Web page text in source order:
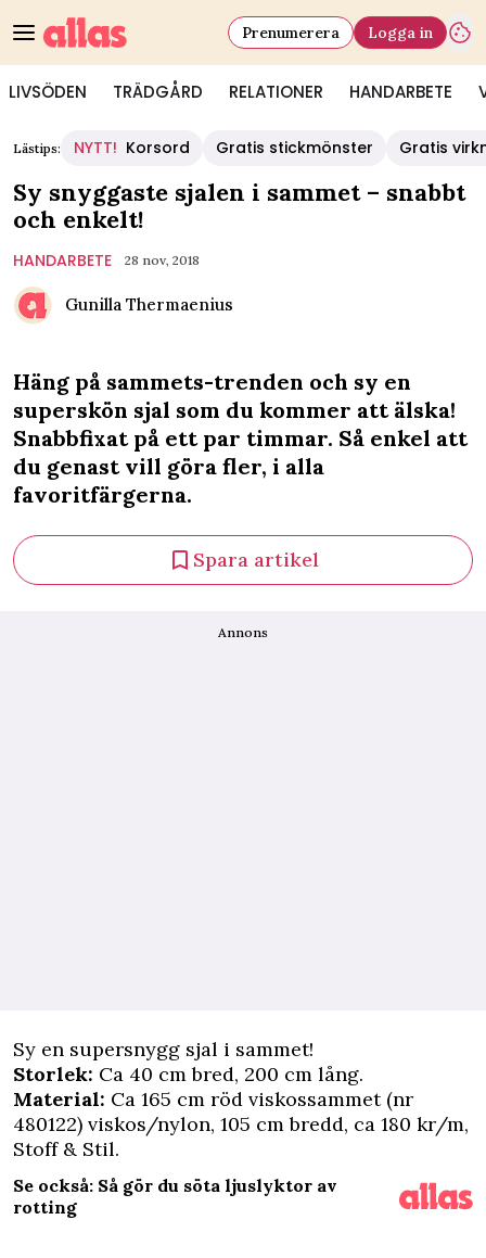
LIVSÖDEN TRÄDGÅRD RELATIONER HANDARBETE
Prenumerera Logga in
Lästips: NYTT! Korsord Gratis stickmönster Gratis
Sy snyggaste sjalen i sammet – snabbt
och enkelt!
HANDARBETE 28 nov, 2018
Gunilla Thermaenius
Häng på sammets-trenden och sy en
superskön sjal som du kommer att älska!
Snabbfixat på ett par timmar. Så enkel att
du genast vill göra fler, i alla
favoritfärgerna.
Spara artikel
Annons
Sy en supersnygg sjal i sammet!
Storlek: Ca 40 cm bred, 200 cm lång.
Material: Ca 165 cm röd viskossammet (nr
480122) viskos/nylon, 105 cm bredd, ca 180 kr/m,
Stoff & Stil.
Se också: Så gör du söta ljuslyktor av
rotting